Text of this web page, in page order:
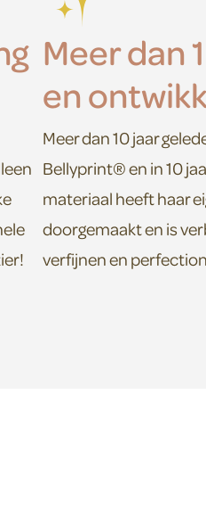
Meer dan
en
Meer dan 10 jaar
Bellyprint® en in 10
materiaal heeft haar
doorgemaakt en is
verfijnen en